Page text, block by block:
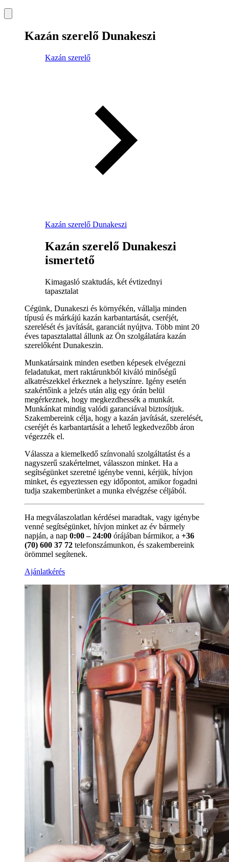
Kazán szerelő Dunakeszi
Kazán szerelő
Kazán szerelő Dunakeszi
Kazán szerelő Dunakeszi
ismertető
Kimagasló szaktudás, két évtizednyi
tapasztalat
Cégünk, Dunakeszi és környékén, vállalja minden
típusú és márkájú kazán karbantartását, cseréjét,
szerelését és javítását, garanciát nyújtva. Több mint 20
éves tapasztalattal állunk az Ön szolgálatára kazán
szerelőként Dunakeszin.
Munkatársaink minden esetben képesek elvégezni
feladatukat, mert raktárunkból kiváló minőségű
alkatrészekkel érkeznek a helyszínre. Igény esetén
szakértőink a jelzés után alig egy órán belül
megérkeznek, hogy megkezdhessék a munkát.
Munkánkat mindig valódi garanciával biztosítjuk.
Szakembereink célja, hogy a kazán javítását, szerelését,
cseréjét és karbantartását a lehető legkedvezőbb áron
végezzék el.
Válassza a kiemelkedő színvonalú szolgáltatást és a
nagyszerű szakértelmet, válasszon minket. Ha a
segítségünket szeretné igénybe venni, kérjük, hívjon
minket, és egyeztessen egy időpontot, amikor fogadni
tudja szakemberünket a munka elvégzése céljából.
Ha megválaszolatlan kérdései maradtak, vagy igénybe
venné segítségünket, hívjon minket az év bármely
napján, a nap 0:00 – 24:00 órájában bármikor, a +36
(70) 600 37 72 telefonszámunkon, és szakembereink
örömmel segítenek.
Ajánlatkérés